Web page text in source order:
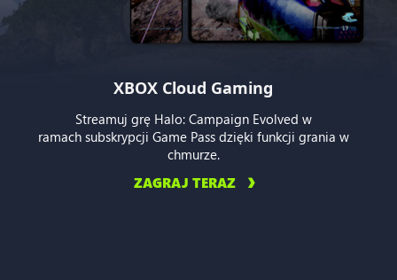
XBOX Cloud Gaming
Streamuj grę Halo: Campaign Evolved w
ramach subskrypcji Game Pass dzięki funkcji grania w
chmurze.
ZAGRAJ TERAZ